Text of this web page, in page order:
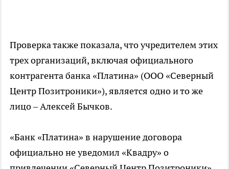
Проверка также показала, что учредителем этих
трех организаций, включая официального
контрагента банка «Платина» (ООО «Северный
Центр Позитроники»), является одно и то же
лицо – Алексей Бычков.
«Банк «Платина» в нарушение договора
официально не уведомил «Квадру» о